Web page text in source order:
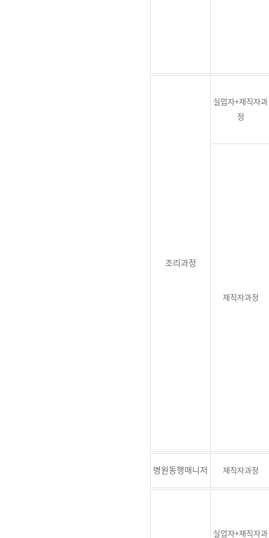
조리과정
실업자+재직자과
정
재직자과정
병원동행매니저 재직자과정
실업자+재직자과